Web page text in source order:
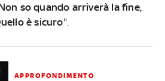
so quando arriverà la fine,
è sicuro".
APPROFONDIMENTO